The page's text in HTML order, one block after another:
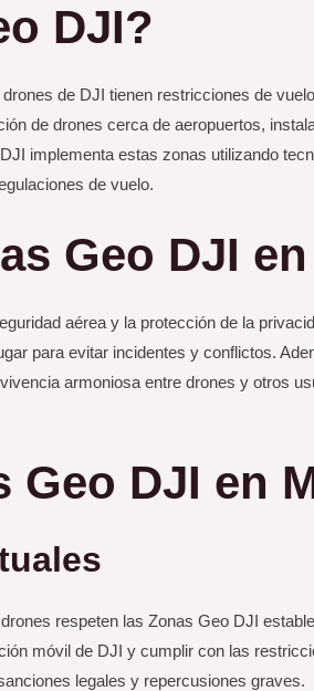
DJI?
de DJI tienen restricciones de
de drones cerca de aeropuertos,
implementa estas zonas utilizando
de vuelo.
Geo DJI
aérea y la protección de la
para evitar incidentes y conflictos.
armoniosa entre drones y otros
Geo DJI en
respeten las Zonas Geo DJI
móvil de DJI y cumplir con las
legales y repercusiones graves.